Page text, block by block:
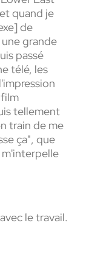
quand je
de
grande
passé
télé, les
tellement
train de me
ça", que
le travail.